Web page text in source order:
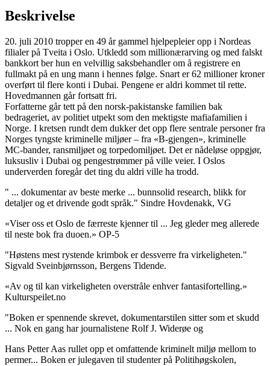
Beskrivelse
20. juli 2010 tropper en 49 år gammel hjelpepleier opp i Nordeas
filialer på Tveita i Oslo. Utkledd som millionærarving og med falskt
bankkort ber hun en velvillig saksbehandler om å registrere en
fullmakt på en ung mann i hennes følge. Snart er 62 millioner kroner
overført til flere konti i Dubai. Pengene er aldri kommet til rette.
Hovedmannen går fortsatt fri.
Forfatterne går tett på den norsk-pakistanske familien bak
bedrageriet, av politiet utpekt som den mektigste mafiafamilien i
Norge. I kretsen rundt dem dukker det opp flere sentrale personer fra
Norges tyngste kriminelle miljøer – fra «B-gjengen», kriminelle
MC-bander, ransmiljøet og torpedomiljøet. Det er nådeløse oppgjør,
luksusliv i Dubai og pengestrømmer på ville veier. I Oslos
underverden foregår det ting du aldri ville ha trodd.
" ... dokumentar av beste merke ... bunnsolid research, blikk for
detaljer og et drivende godt språk." Sindre Hovdenakk, VG
«Viser oss et Oslo de færreste kjenner til ... Jeg gleder meg allerede
til neste bok fra duoen.» OP-5
"Høstens mest rystende krimbok er dessverre fra virkeligheten."
Sigvald Sveinbjørnsson, Bergens Tidende.
«Av og til kan virkeligheten overstråle enhver fantasifortelling.»
Kulturspeilet.no
"Boken er spennende skrevet, dokumentarstilen sitter som et skudd
... Nok en gang har journalistene Rolf J. Widerøe og
Hans Petter Aas rullet opp et omfattende kriminelt miljø mellom to
permer... Boken er julegaven til studenter på Politihøgskolen,